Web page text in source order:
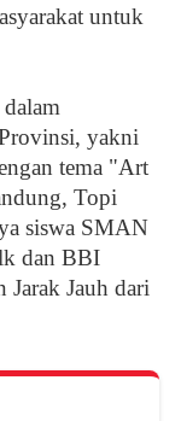
untuk
yakni
tema "Art
Topi
siswa SMAN
dan BBI
Jarak Jauh dari